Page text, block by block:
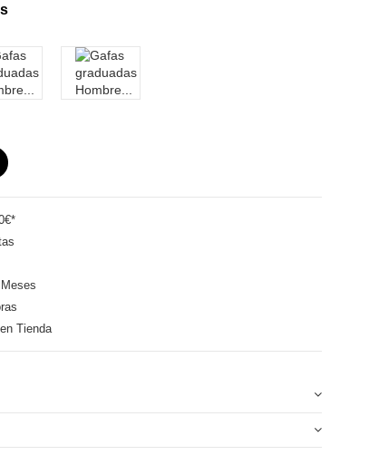
Tienda